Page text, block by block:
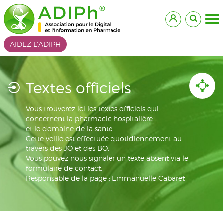
AIDEZ L'ADIPH
Textes officiels
Vous trouverez ici les textes officiels qui
concernent la pharmacie hospitalière
et le domaine de la santé.
Cette veille est effectuée quotidiennement au
travers des JO et des BO.
Vous pouvez nous signaler un texte absent via le
formulaire de contact.
Responsable de la page : Emmanuelle Cabaret